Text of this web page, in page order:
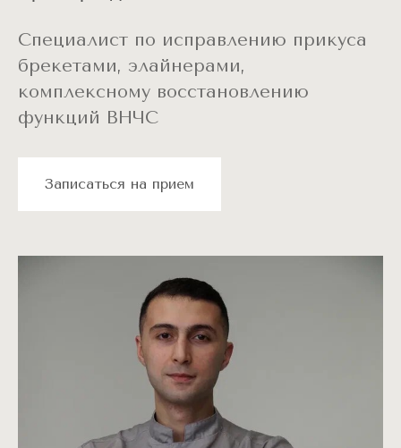
Специалист по исправлению прикуса
брекетами, элайнерами,
комплексному восстановлению
функций ВНЧС
Записаться на прием